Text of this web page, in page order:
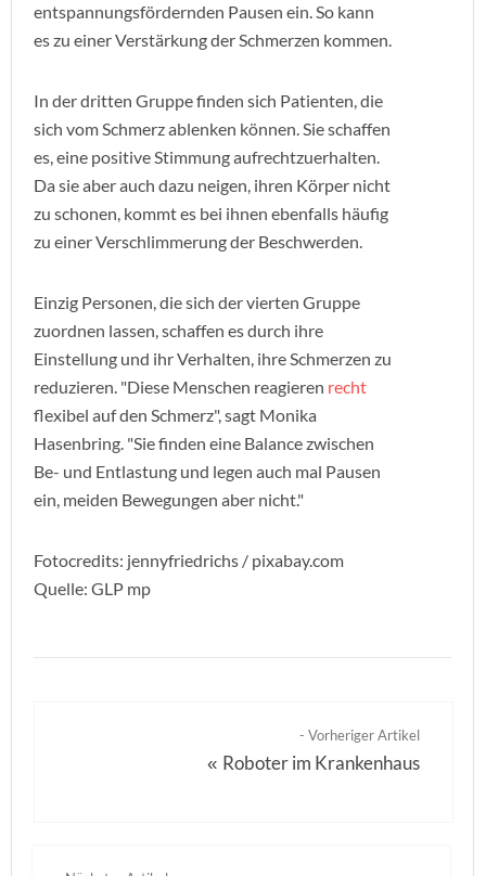
entspannungsfördernden Pausen ein. So kann
es zu einer Verstärkung der Schmerzen kommen.
In der dritten Gruppe finden sich Patienten, die
sich vom Schmerz ablenken können. Sie schaffen
es, eine positive Stimmung aufrechtzuerhalten.
Da sie aber auch dazu neigen, ihren Körper nicht
zu schonen, kommt es bei ihnen ebenfalls häufig
zu einer Verschlimmerung der Beschwerden.
Einzig Personen, die sich der vierten Gruppe
zuordnen lassen, schaffen es durch ihre
Einstellung und ihr Verhalten, ihre Schmerzen zu
reduzieren. "Diese Menschen reagieren recht
flexibel auf den Schmerz", sagt Monika
Hasenbring. "Sie finden eine Balance zwischen
Be- und Entlastung und legen auch mal Pausen
ein, meiden Bewegungen aber nicht."
Fotocredits: jennyfriedrichs / pixabay.com
Quelle: GLP mp
- Vorheriger Artikel
« Roboter im Krankenhaus